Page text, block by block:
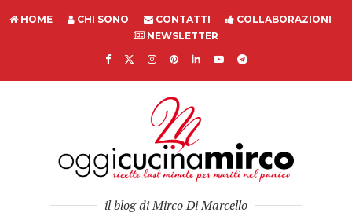
HOME CHI SONO CONTATTI
COLLABORAZIONI
NEWSLETTER
il blog di Mirco Di Marcello